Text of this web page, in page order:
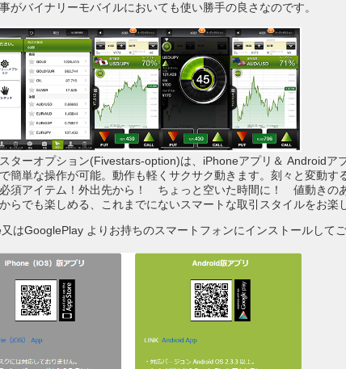
がバイナリーモバイルにおいても使い勝手の良さなのです。
ターオプション(Fivestars-option)は、iPhoneアプリ＆ Androidア
簡単な操作が可能。動作も軽くサクサク動きます。刻々と変動す
須アイテム！外出先から！ ちょっと空いた時間に！ 値動きの
らでも楽しめる、これまでにないスマートな取引スタイルをお楽
はGooglePlay よりお持ちのスマートフォンにインストールして